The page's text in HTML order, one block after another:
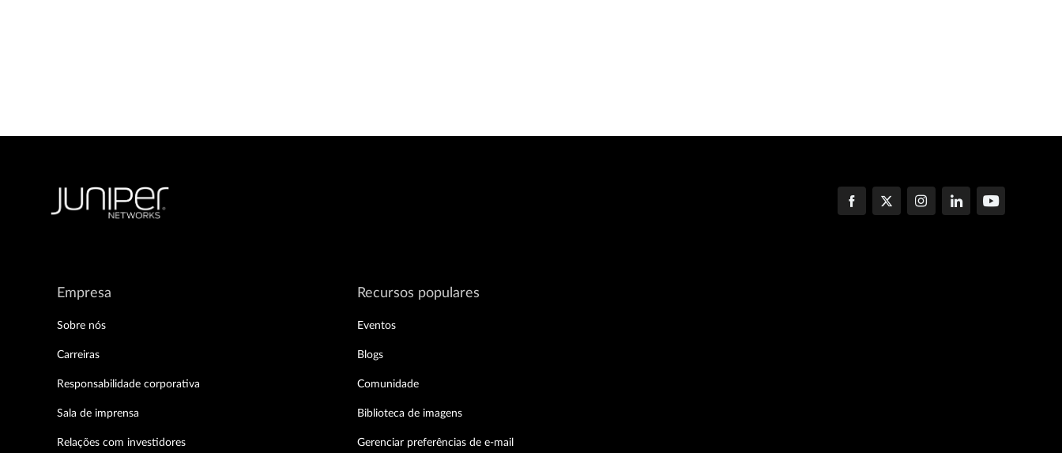
Empresa
Sobre nós
Carreiras
Responsabilidade corporativa
Sala de imprensa
Relações com investidores
Recursos populares
Eventos
Blogs
Comunidade
Biblioteca de imagens
Gerenciar preferências de e-mail